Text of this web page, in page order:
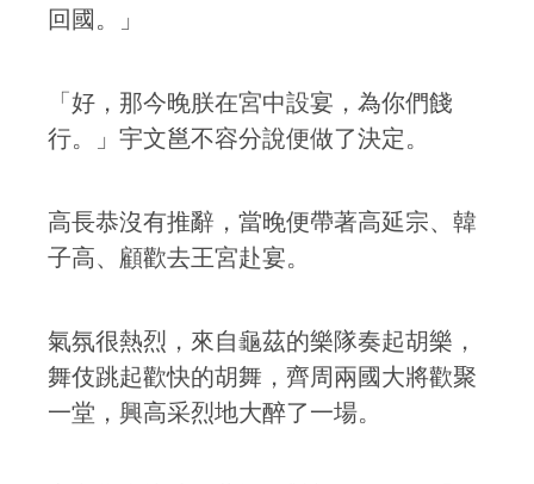
回國。」
「好，那今晚朕在宮中設宴，為你們餞
行。」宇文邕不容分說便做了決定。
高長恭沒有推辭，當晚便帶著高延宗、韓
子高、顧歡去王宮赴宴。
氣氛很熱烈，來自龜茲的樂隊奏起胡樂，
舞伎跳起歡快的胡舞，齊周兩國大將歡聚
一堂，興高采烈地大醉了一場。